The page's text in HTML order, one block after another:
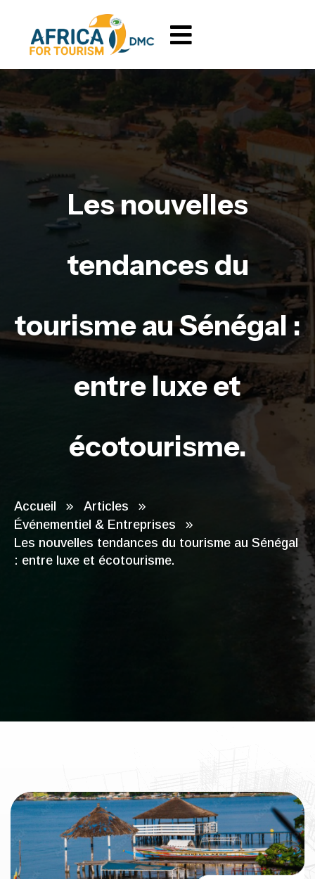
Les nouvelles
tendances du
tourisme au Sénégal :
entre luxe et
écotourisme.
Accueil
Articles
Événementiel & Entreprises
Les nouvelles tendances du tourisme au Sénégal
: entre luxe et écotourisme.